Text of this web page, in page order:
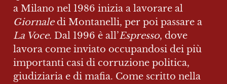
Giornale
La Voce. Dal 1996 è all’Espresso, dove
lavora come inviato occupandosi dei più
importanti casi di corruzione politica,
giudiziaria e di mafia. Come scritto nella